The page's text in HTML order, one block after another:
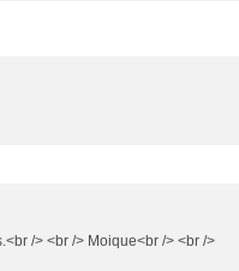
/> <br /> Moique<br /> <br />